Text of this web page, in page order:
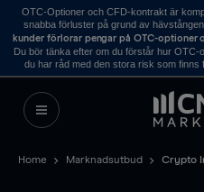
OTC-Optioner och CFD-kontrakt är
snabba förluster på grund av hävstången.
kunder förlorar pengar på OTC-optioner
Du bör tänka efter om du förstår hur
du har råd med den stora risk som finns
Home Marknadsutbud Crypto